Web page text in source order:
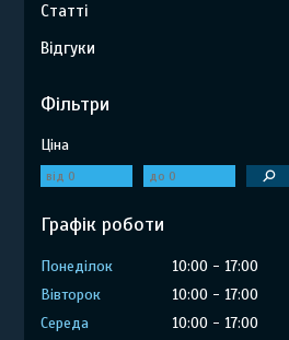
Статті
Відгуки
Фільтри
Ціна
Графік роботи
Понеділок 10:00
17:00
Вівторок
10:00
17:00
Середа
10:00
17:00